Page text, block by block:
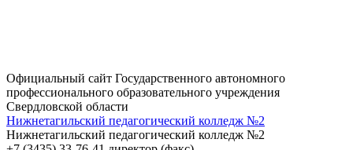
Официальный сайт Государственного автономного
профессионального образовательного учреждения
Свердловской области
Нижнетагильский педагогический колледж №2
Нижнетагильский педагогический колледж №2